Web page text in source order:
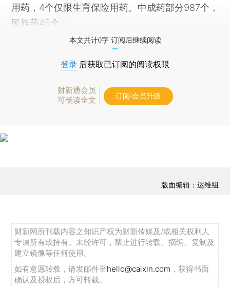
用药，4个仅限生育保险用药。中成药部分987个，
民族药45个。
本文共计0字 订阅后继续阅读
登录 后获取已订阅的阅读权限
财新通会员
可畅读全文
订阅/会员升级
版面编辑：运维组
财新网所刊载内容之知识产权为财新传媒及/或相关权利人
专属所有或持有。未经许可，禁止进行转载、摘编、复制及
建立镜像等任何使用。
如有意愿转载，请发邮件至hello@caixin.com ，获得书面
确认及授权后，方可转载。